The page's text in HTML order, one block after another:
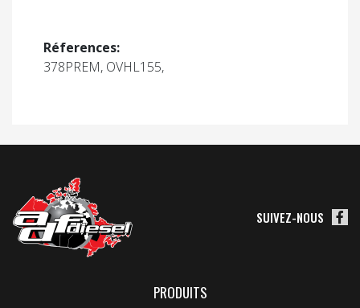
Réferences:
378PREM, OVHL155,
SUIVEZ-NOUS
PRODUITS